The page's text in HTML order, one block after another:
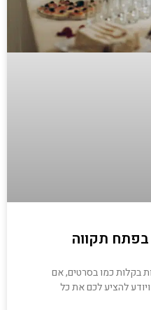
תקווה
בקלות כמו בסרטים, אם
להציע לכם את כל